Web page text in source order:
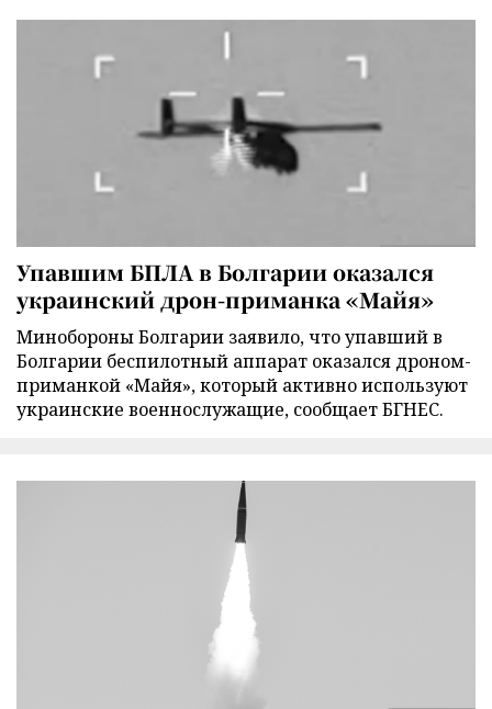
Упавшим БПЛА в Болгарии оказался
украинский дрон-приманка «Майя»
Минобороны Болгарии заявило, что упавший в
Болгарии беспилотный аппарат оказался дроном-
приманкой «Майя», который активно используют
украинские военнослужащие, сообщает БГНЕС.